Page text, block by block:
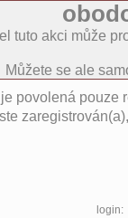
tuto akci může
Můžete se ale
povolená pouze
login: